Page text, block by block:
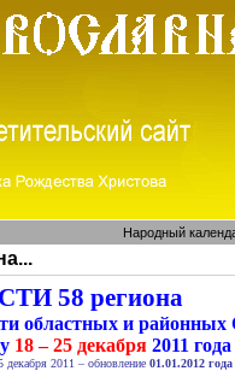
Народный
58 региона
ти областных и
18 – 25 декабря2011 года
2011 – обновление 01.01.2012 года